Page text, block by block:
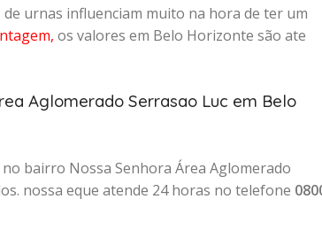
urnas influenciam muito na hora de ter um
, os valores em Belo Horizonte são ate
Aglomerado Serrasao Luc em Belo
bairro Nossa Senhora Área Aglomerado
nossa eque atende 24 horas no telefone